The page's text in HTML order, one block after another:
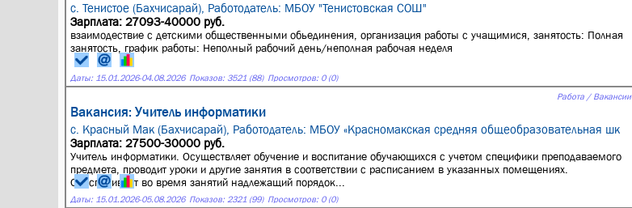
с. Тенистое (Бахчисарай), Работодатель: МБОУ "Тенистовская СОШ"
Зарплата: 27093-40000 руб.
взаимодествие с детскими общественными обьединения, организация работы с учащимися, занятость: Полная
занятость, график работы: Неполный рабочий день/неполная рабочая неделя
Даты: 15.01.2026-04.08.2026 Показов: 3521 (88) Просмотров: 0 (0)
Работа / Вакансии
Вакансия: Учитель информатики
с. Красный Мак (Бахчисарай), Работодатель: МБОУ «Красномакская средняя общеобразовательная шк
Зарплата: 27500-30000 руб.
Учитель информатики. Осуществляет обучение и воспитание обучающихся с учетом специфики преподаваемого
предмета, проводит уроки и другие занятия в соответствии с расписанием в указанных помещениях.
Обеспечивает во время занятий надлежащий порядок...
Даты: 15.01.2026-05.08.2026 Показов: 2321 (99) Просмотров: 0 (0)